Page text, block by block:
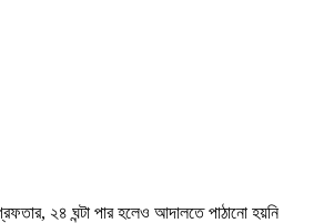
২৪ ঘন্টা পার হলেও আদালতে পাঠানো হয়নি